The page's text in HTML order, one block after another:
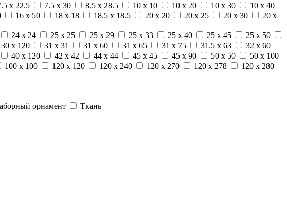
x 22.5 7.5 x 30 8.5 x 28.5 10 x 10 10 x 20 10 x 30
10 x 40
16 x 50 18 x 18 18.5 x 18.5 20 x 20 20 x 25 20 x 30
20 x
24 x 24 25 x 25 25 x 29 25 x 33 25 x 40 25 x 45
25 x 50
30 x 120 31 x 31 31 x 60 31 x 65 31 x 75 31.5 x 63
32 x 60
40 x 120 42 x 42 44 x 44 45 x 45 45 x 90 50 x 50
50 x 100
100 x 100 120 x 120 120 x 240 120 x 270 120 x 278
120 x 280
орнамент Ткань